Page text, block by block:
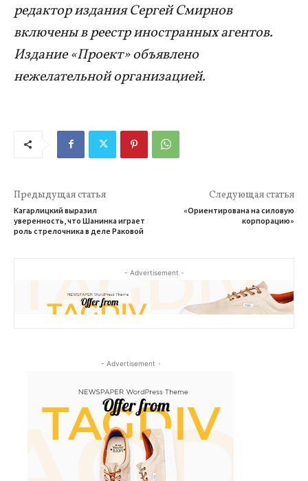
редактор издания Сергей Смирнов
включены в реестр иностранных агентов.
Издание «Проект» объявлено
нежелательной организацией.
Предыдущая статья
Кагарлицкий выразил
уверенность, что Шанинка играет
роль стрелочника в деле Раковой
Следующая статья
«Ориентирована на силовую
корпорацию»
- Advertisement -
- Advertisement -